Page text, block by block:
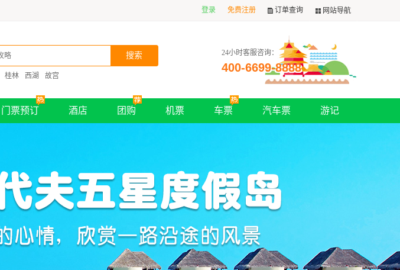
登录 免费注册 订单查询 网站导航
桂林 西湖 故宫
24小时客服咨询：
400-6699-8888
门票预订 酒店 团购 机票 车票 汽车票 游记